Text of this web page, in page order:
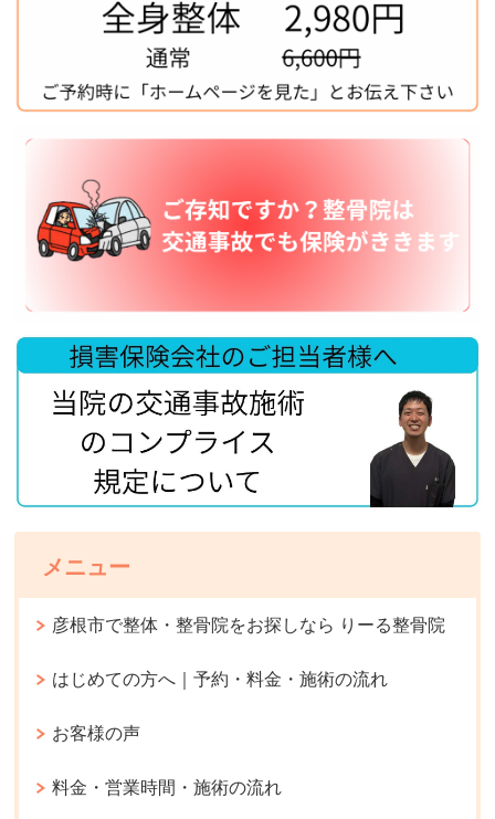
メニュー
彦根市で整体・整骨院をお探しなら りーる整骨院
はじめての方へ｜予約・料金・施術の流れ
お客様の声
料金・営業時間・施術の流れ